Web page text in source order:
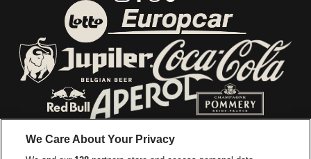
Ga naar de website van Lotto
Ga naar de website van
Ga naar de website van JupilerGa naar de
Ga naar de website van Red BullGa naar de
Ga naar de
We Care About Your Privacy